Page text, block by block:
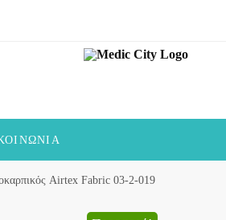
Airtex Fabric 03-2-019